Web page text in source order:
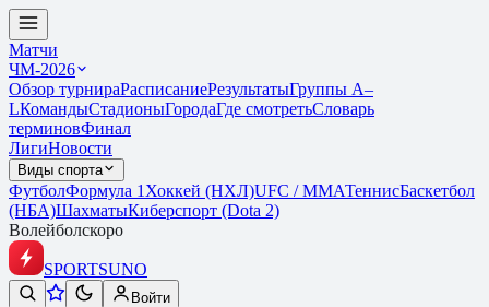
Матчи
ЧМ-2026
Обзор турнираРасписаниеРезультатыГруппы A–
LКомандыСтадионыГородаГде смотретьСловарь
терминовФинал
ЛигиНовости
Виды спорта
ФутболФормула 1 Хоккей (НХЛ)UFC / ММАТеннисБаскетбол
(НБА)ШахматыКиберспорт (Dota 2)
Волейболскоро
SPORTSUNO
Войти